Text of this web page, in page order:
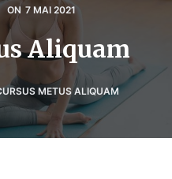
ON 7 MAI 2021
Aliquam
METUS ALIQUAM